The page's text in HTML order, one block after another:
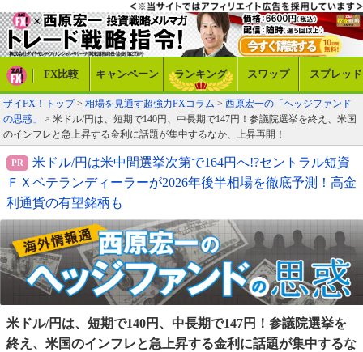
FX比較 キャンペーン ランキング スワップ スプレッド
ザイFX！トップ> 相場を見通す超強力FXコラム > 西原宏一の「ヘッジファンド
の思惑」
> 米ドル/円は、短期で140円、中長期で147円！参議院選挙を終え、米国
のインフレと急上昇する金利に話題が集中するなか、上昇再開！
米ドル/円は米中間選挙次第で164円へ!?セントラル短資
ＦＸベテランディーラーが2026年後半相場を徹底予測！高金
利通貨の有望銘柄も
米ドル/円は、短期で140円、中長期で147円！ 参議院選挙を
終え、米国のインフレと急上昇する金利に話題が集中するな